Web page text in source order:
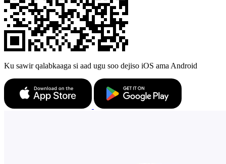
Ku sawir qalabkaaga si aad ugu soo dejiso iOS ama Android